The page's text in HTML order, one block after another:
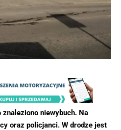
niewybuch. Na
oraz policjanci. W drodze jest